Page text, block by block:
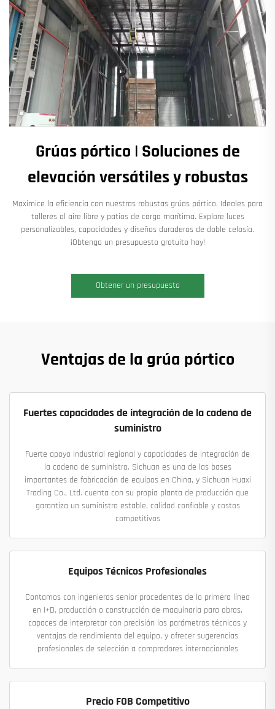
Grúas pórtico | Soluciones de
elevación versátiles y robustas
Maximice la eficiencia con nuestras robustas grúas pórtico. Ideales para
talleres al aire libre y patios de carga marítima. Explore luces
personalizables, capacidades y diseños duraderos de doble celosía.
¡Obtenga un presupuesto gratuito hoy!
Obtener un presupuesto
Ventajas de la grúa pórtico
Fuertes capacidades de integración de la cadena de
suministro
Fuerte apoyo industrial regional y capacidades de integración de
la cadena de suministro. Sichuan es una de las bases
importantes de fabricación de equipos en China, y Sichuan Huaxi
Trading Co., Ltd. cuenta con su propia planta de producción que
garantiza un suministro estable, calidad confiable y costos
competitivos
Equipos Técnicos Profesionales
Contamos con ingenieros senior procedentes de la primera línea
en I+D, producción o construcción de maquinaria para obras,
capaces de interpretar con precisión los parámetros técnicos y
ventajas de rendimiento del equipo, y ofrecer sugerencias
profesionales de selección a compradores internacionales
Precio FOB Competitivo